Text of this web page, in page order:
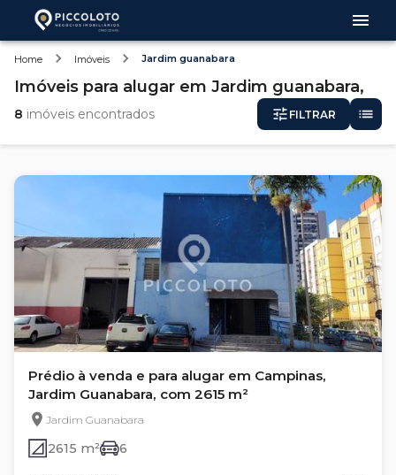
Home Imóveis Jardim guanabara
Imóveis para alugar em Jardim guanabara,
8 imóveis encontrados FILTRAR
Prédio à venda e para alugar em Campinas,
Jardim Guanabara, com 2615 m²
Jardim Guanabara
2615 m² 6